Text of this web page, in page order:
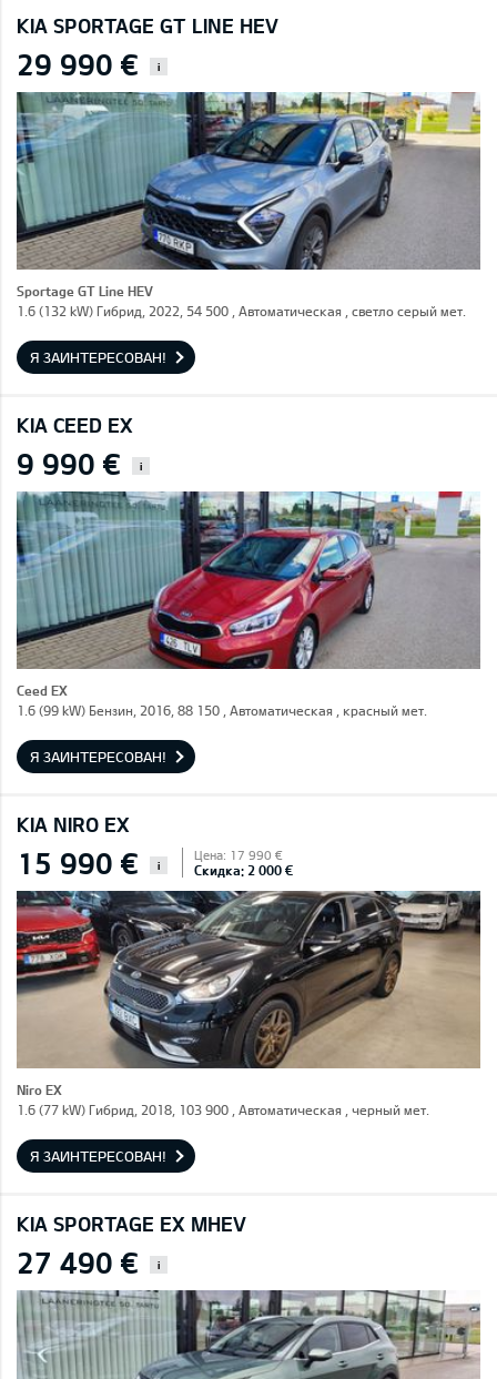
KIA SPORTAGE GT LINE HEV
29 990 € i
Sportage GT Line HEV
1.6 (132 kW) Гибрид, 2022, 54 500 , Автоматическая , светло серый мет.
Я ЗАИНТЕРЕСОВАН!
KIA CEED EX
9 990 € i
Ceed EX
1.6 (99 kW) Бензин, 2016, 88 150 , Автоматическая , красный мет.
Я ЗАИНТЕРЕСОВАН!
KIA NIRO EX
15 990 € i
Цена: 17 990 €
Скидка: 2 000 €
Niro EX
1.6 (77 kW) Гибрид, 2018, 103 900 , Автоматическая , черный мет.
Я ЗАИНТЕРЕСОВАН!
KIA SPORTAGE EX MHEV
27 490 € i